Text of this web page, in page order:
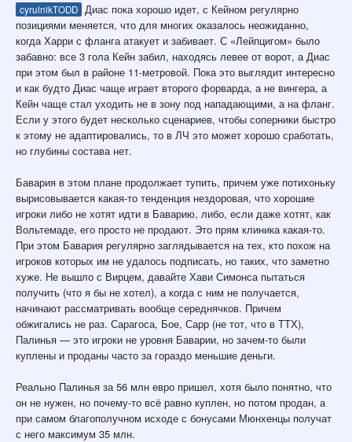
cyrulnikTODD Диас пока хорошо идет, с Кейном регулярно
позициями меняется, что для многих оказалось неожиданно,
когда Харри с фланга атакует и забивает. С «Лейпцигом» было
забавно: все 3 гола Кейн забил, находясь левее от ворот, а Диас
при этом был в районе 11-метровой. Пока это выглядит интересно
и как будто Диас чаще играет второго форварда, а не вингера, а
Кейн чаще стал уходить не в зону под нападающими, а на фланг.
Если у этого будет несколько сценариев, чтобы соперники быстро
к этому не адаптировались, то в ЛЧ это может хорошо сработать,
но глубины состава нет.
Бавария в этом плане продолжает тупить, причем уже потихоньку
вырисовывается какая-то тенденция нездоровая, что хорошие
игроки либо не хотят идти в Баварию, либо, если даже хотят, как
Вольтемаде, его просто не продают. Это прям клиника какая-то.
При этом Бавария регулярно заглядывается на тех, кто похож на
игроков которых им не удалось подписать, но таких, что заметно
хуже. Не вышло с Вирцем, давайте Хави Симонса пытаться
получить (что я бы не хотел), а когда с ним не получается,
начинают рассматривать вообще середнячков. Причем
обжигались не раз. Сарагоса, Бое, Сарр (не тот, что в ТТХ),
Палинья — это игроки не уровня Баварии, но зачем-то были
куплены и проданы часто за гораздо меньшие деньги.
Реально Палинья за 56 млн евро пришел, хотя было понятно, что
он не нужен, но почему-то всё равно куплен, но потом продан, а
при самом благополучном исходе с бонусами Мюнхенцы получат
с него максимум 35 млн.